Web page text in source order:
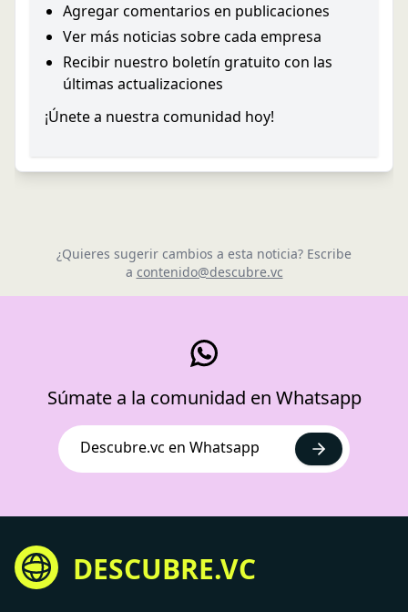
Agregar comentarios en publicaciones
Ver más noticias sobre cada empresa
Recibir nuestro boletín gratuito con las
últimas actualizaciones
¡Únete a nuestra comunidad hoy!
¿Quieres sugerir cambios a esta noticia? Escribe
a contenido@descubre.vc
Súmate a la comunidad en Whatsapp
Descubre.vc en Whatsapp
DESCUBRE.VC